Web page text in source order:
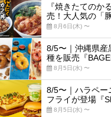
『焼きたてのか
売！大人気の「
8月6日(木) 〜
8/5〜｜沖縄県産
種を販売『
8月5日(水) 〜
8/5〜｜ハラペー
フライが登場『
8月5日(水) 〜